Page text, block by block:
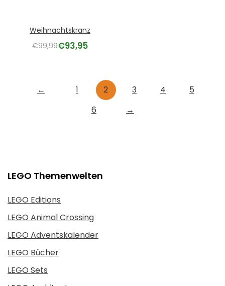
Weihnachtskranz
€99,99€93,95
← 1 2 3 4
5
6
→
LEGO Themenwelten
LEGO Editions
LEGO Animal Crossing
LEGO Adventskalender
LEGO Bücher
LEGO Sets